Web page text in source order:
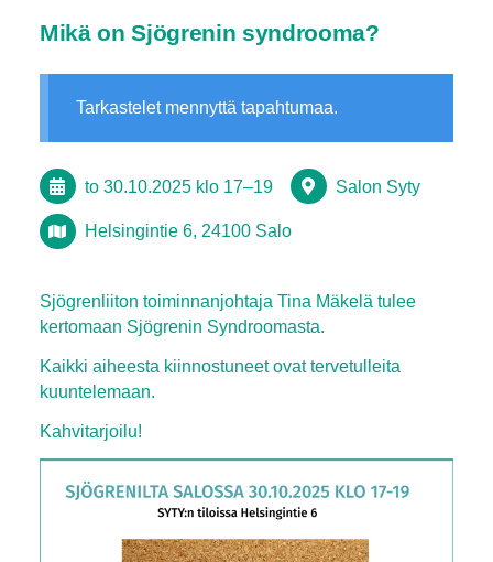
Mikä on Sjögrenin syndrooma?
Tarkastelet mennyttä tapahtumaa.
to 30.10.2025 klo 17–19 Salon Syty
Helsingintie 6, 24100 Salo
Sjögrenliiton toiminnanjohtaja Tina Mäkelä tulee
kertomaan Sjögrenin Syndroomasta.
Kaikki aiheesta kiinnostuneet ovat tervetulleita
kuuntelemaan.
Kahvitarjoilu!